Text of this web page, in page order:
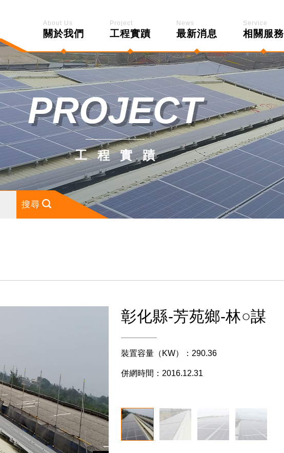
About Us
關於我們
Project
工程實蹟
News
最新消息
Service
相關服務
PROJECT
工程實蹟
搜尋
彰化縣-芳苑鄉-林○謀
裝置容量（KW）：290.36
併網時間：2016.12.31